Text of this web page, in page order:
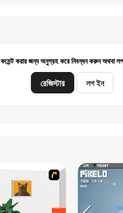
কমেন্ট করার জন্য অনুগ্রহ করে নিবন্ধন করুন অথবা
রেজিস্টার লগ ইন